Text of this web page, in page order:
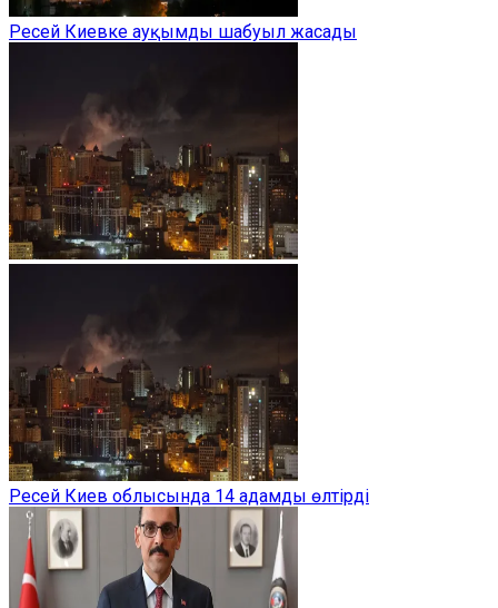
Ресей Киевке ауқымды шабуыл жасады
Ресей Киев облысында 14 адамды өлтірді